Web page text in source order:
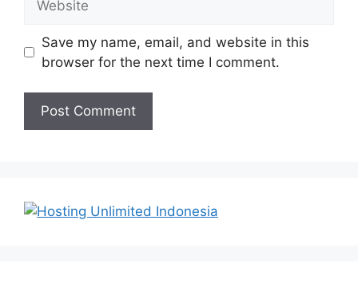
Save my name, email, and website in this
browser for the next time I comment.